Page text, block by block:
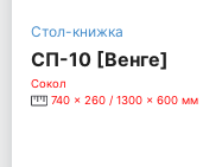
Стол-книжка
СП-10 [Венге]
Сокол
740 x 260 / 1300 x 600 мм